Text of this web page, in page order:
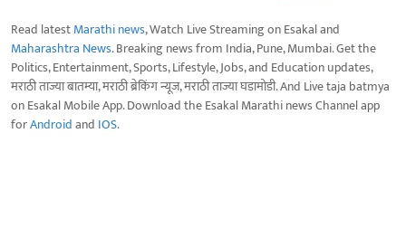
Read latestMarathi news, Watch Live Streaming on Esakal and
Maharashtra News. Breaking news from India, Pune, Mumbai. Get the
Politics, Entertainment, Sports, Lifestyle, Jobs, and Education updates,
मराठी ताज्या बातम्या, मराठी ब्रेकिंग न्यूज, मराठी ताज्या घडामोडी. And Live taja batmya
on Esakal Mobile App. Download the Esakal Marathi news Channel app
forAndroidand IOS.